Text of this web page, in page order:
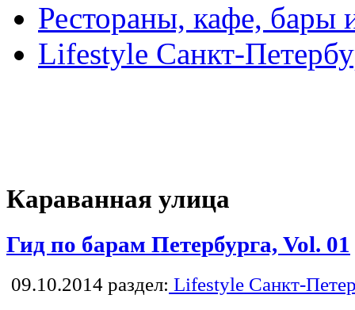
Рестораны, кафе, бары
Lifestyle Санкт-
Караванная улица
Гид по барам Петербурга, Vol. 01
09.10.2014 раздел: Lifestyle Санкт-